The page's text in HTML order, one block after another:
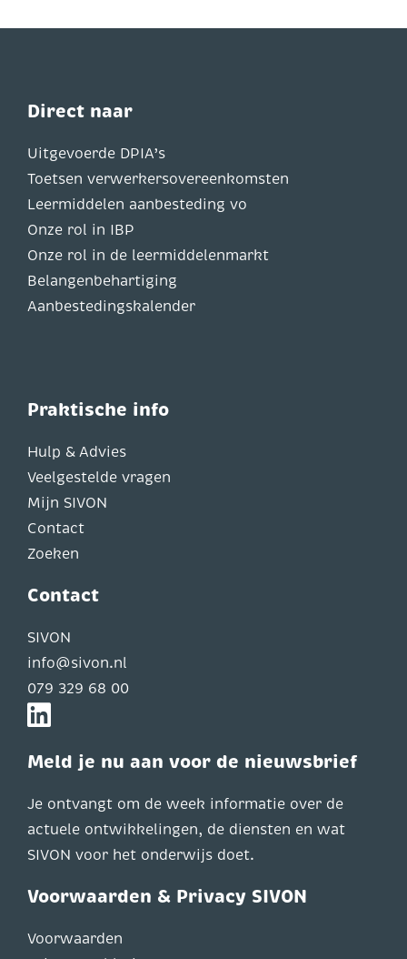
Direct naar
Uitgevoerde DPIA’s
Toetsen verwerkersovereenkomsten
Leermiddelen aanbesteding vo
Onze rol in IBP
Onze rol in de leermiddelenmarkt
Belangenbehartiging
Aanbestedingskalender
Praktische info
Hulp & Advies
Veelgestelde vragen
Mijn SIVON
Contact
Zoeken
Contact
SIVON
info@sivon.nl
079 329 68 00
Meld je nu aan voor de nieuwsbrief
Je ontvangt om de week informatie over de
actuele ontwikkelingen, de diensten en wat
SIVON voor het onderwijs doet.
Voorwaarden & Privacy SIVON
Voorwaarden